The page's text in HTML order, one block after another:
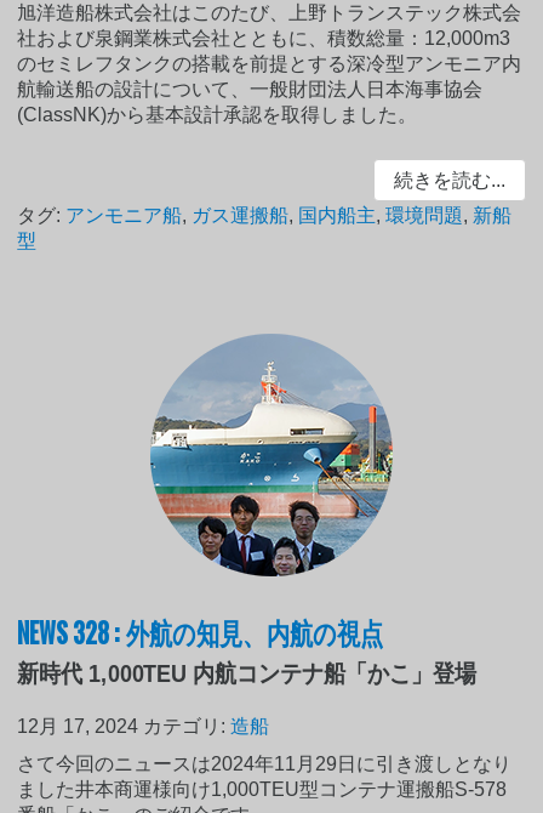
旭洋造船株式会社はこのたび、上野トランステック株式会
社および泉鋼業株式会社とともに、積数総量：12,000m3
のセミレフタンクの搭載を前提とする深冷型アンモニア内
航輸送船の設計について、一般財団法人日本海事協会
(ClassNK)から基本設計承認を取得しました。
続きを読む...
タグ: アンモニア船, ガス運搬船, 国内船主,環境問題, 新船
型
NEWS 328 : 外航の知見、内航の視点
新時代 1,000TEU 内航コンテナ船「かこ」登場
12月 17, 2024 カテゴリ:造船
さて今回のニュースは2024年11月29日に引き渡しとなり
ました井本商運様向け1,000TEU型コンテナ運搬船S-578